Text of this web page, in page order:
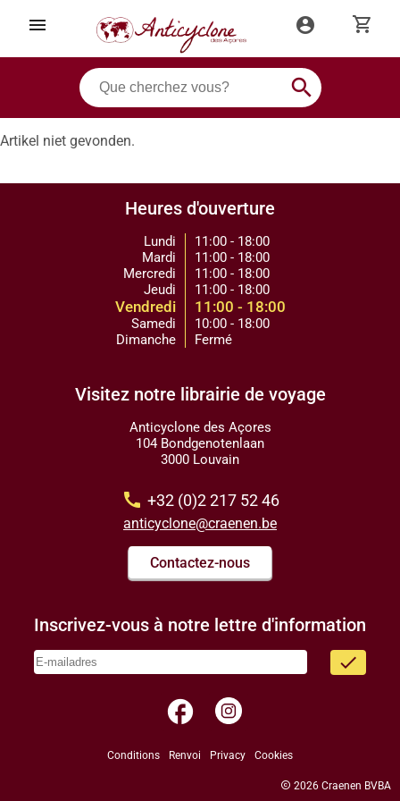
menu account_circle shopping_cart
search
Artikel niet gevonden.
Heures d'ouverture
Lundi
Mardi
Mercredi
Jeudi
Vendredi
Samedi
Dimanche
11:00 - 18:00
11:00 - 18:00
11:00 - 18:00
11:00 - 18:00
11:00 - 18:00
10:00 - 18:00
Fermé
Visitez notre librairie de voyage
Anticyclone des Açores
104 Bondgenotenlaan
3000 Louvain
call +32 (0)2 217 52 46
anticyclone@craenen.be
Contactez-nous
Inscrivez-vous à notre lettre d'information
done
facebook
Conditions Renvoi Privacy Cookies
copyright 2026 Craenen BVBA